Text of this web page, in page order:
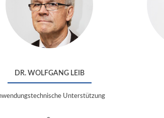
DR. WOLFGANG LEIB
Unterstützung